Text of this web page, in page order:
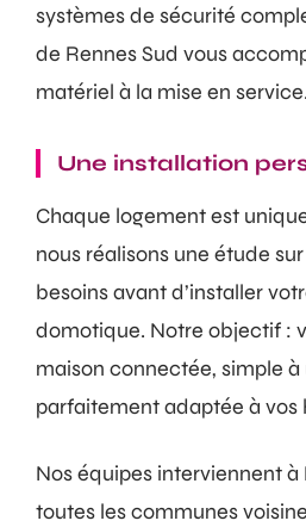
systèmes de sécurité
de Rennes Sud vous
matériel à la mise en service.
Une installation
Chaque logement est
nous réalisons une étude
besoins avant d’installer
domotique. Notre objectif :
maison connectée, simple
parfaitement adaptée à vos
Nos équipes interviennent à
toutes les communes